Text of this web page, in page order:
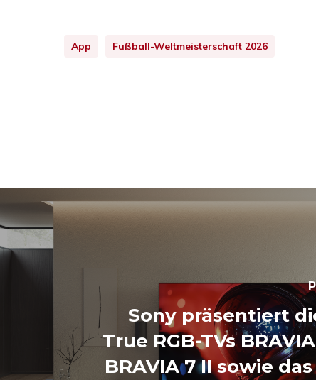
App Fußball-Weltmeisterschaft 2026
Sony präsentiert
True RGB-TVs
BRAVIA 7 II sowie